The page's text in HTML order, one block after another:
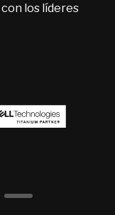
con los líderes